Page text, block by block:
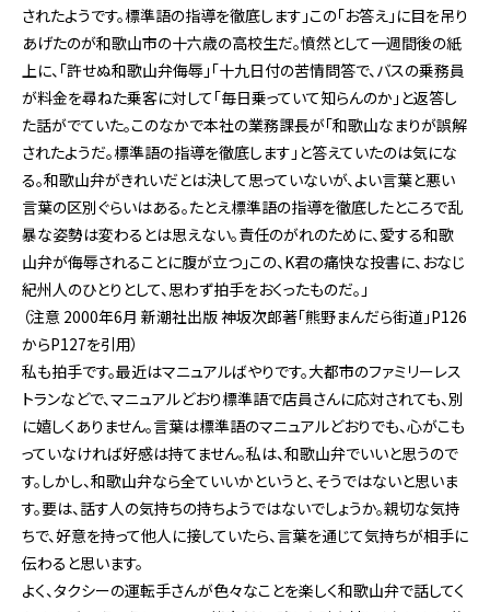
されたようです。標準語の指導を徹底します」この「お答え」に目を吊り
あげたのが和歌山市の十六歳の高校生だ。憤然として一週間後の紙
上に、「許せぬ和歌山弁侮辱」「十九日付の苦情問答で、バスの乗務員
が料金を尋ねた乗客に対して「毎日乗っていて知らんのか」と返答し
た話がでていた。このなかで本社の業務課長が「和歌山なまりが誤解
されたようだ。標準語の指導を徹底します」と答えていたのは気にな
る。和歌山弁がきれいだとは決して思っていないが、よい言葉と悪い
言葉の区別ぐらいはある。たとえ標準語の指導を徹底したところで乱
暴な姿勢は変わるとは思えない。責任のがれのために、愛する和歌
山弁が侮辱されることに腹が立つ」この、K君の痛快な投書に、おなじ
紀州人のひとりとして、思わず拍手をおくったものだ。」
（注意 2000年6月 新潮社出版 神坂次郎著「熊野まんだら街道」P126
からP127を引用）
私も拍手です。最近はマニュアルばやりです。大都市のファミリーレス
トランなどで、マニュアルどおり標準語で店員さんに応対されても、別
に嬉しくありません。言葉は標準語のマニュアルどおりでも、心がこも
っていなければ好感は持てません。私は、和歌山弁でいいと思うので
す。しかし、和歌山弁なら全ていいかというと、そうではないと思いま
す。要は、話す人の気持ちの持ちようではないでしょうか。親切な気持
ちで、好意を持って他人に接していたら、言葉を通じて気持ちが相手に
伝わると思います。
よく、タクシーの運転手さんが色々なことを楽しく和歌山弁で話してく